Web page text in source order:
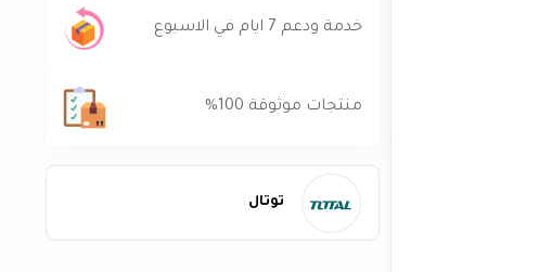
خدمة ودعم 7 ايام في الاسبوع
منتجات موثوقة 100%
توتال